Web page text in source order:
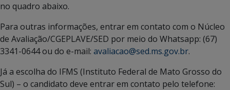
no quadro abaixo.
Para outras informações, entrar em contato com o Núcleo
de Avaliação/CGEPLAVE/SED por meio do Whatsapp: (67)
3341-0644 ou do e-mail: avaliacao@sed.ms.gov.br.
Já a escolha do IFMS (Instituto Federal de Mato Grosso do
Sul) – o candidato deve entrar em contato pelo telefone: